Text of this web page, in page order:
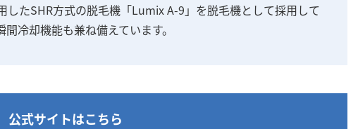
たSHR方式の脱毛機「Lumix A-9」を脱毛機として採用して
冷却機能も兼ね備えています。
公式サイトはこちら